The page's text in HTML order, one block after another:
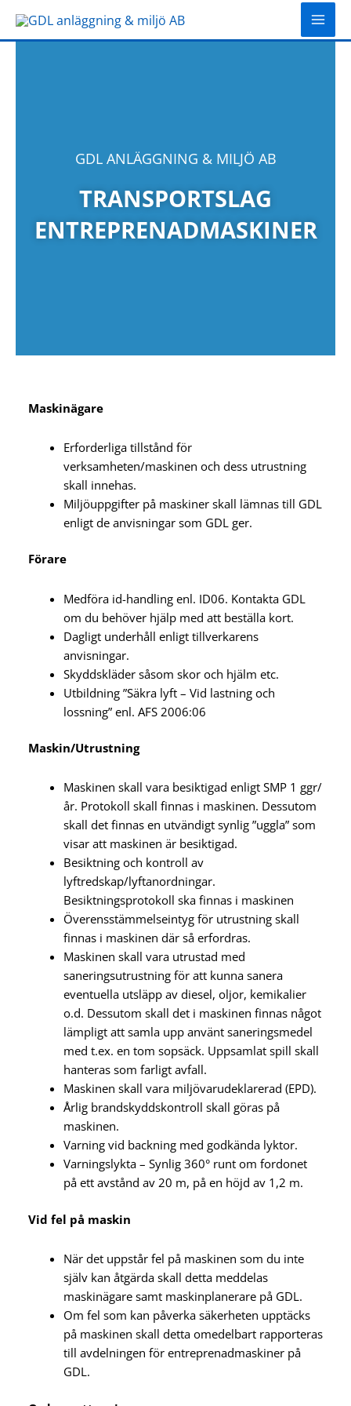
GDL ANLÄGGNING & MILJÖ AB
TRANSPORTSLAG
ENTREPRENADMASKINER
Maskinägare
Erforderliga tillstånd för
verksamheten/maskinen och dess utrustning
skall innehas.
Miljöuppgifter på maskiner skall lämnas till GDL
enligt de anvisningar som GDL ger.
Förare
Medföra id-handling enl. ID06. Kontakta GDL
om du behöver hjälp med att beställa kort.
Dagligt underhåll enligt tillverkarens
anvisningar.
Skyddskläder såsom skor och hjälm etc.
Utbildning ”Säkra lyft – Vid lastning och
lossning” enl. AFS 2006:06
Maskin/Utrustning
Maskinen skall vara besiktigad enligt SMP 1 ggr/
år. Protokoll skall finnas i maskinen. Dessutom
skall det finnas en utvändigt synlig ”uggla” som
visar att maskinen är besiktigad.
Besiktning och kontroll av
lyftredskap/lyftanordningar.
Besiktningsprotokoll ska finnas i maskinen
Överensstämmelseintyg för utrustning skall
finnas i maskinen där så erfordras.
Maskinen skall vara utrustad med
saneringsutrustning för att kunna sanera
eventuella utsläpp av diesel, oljor, kemikalier
o.d. Dessutom skall det i maskinen finnas något
lämpligt att samla upp använt saneringsmedel
med t.ex. en tom sopsäck. Uppsamlat spill skall
hanteras som farligt avfall.
Maskinen skall vara miljövarudeklarerad (EPD).
Årlig brandskyddskontroll skall göras på
maskinen.
Varning vid backning med godkända lyktor.
Varningslykta – Synlig 360° runt om fordonet
på ett avstånd av 20 m, på en höjd av 1,2 m.
Vid fel på maskin
När det uppstår fel på maskinen som du inte
själv kan åtgärda skall detta meddelas
maskinägare samt maskinplanerare på GDL.
Om fel som kan påverka säkerheten upptäcks
på maskinen skall detta omedelbart rapporteras
till avdelningen för entreprenadmaskiner på
GDL.